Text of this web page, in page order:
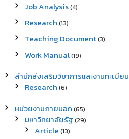
Job Analysis(4)
Research (13)
Teaching Document(3)
Work Manual(19)
สำนักส่งเสริมวิชาการและงานทะเบีย
Research (6)
หน่วยงานภายนอก (65)
มหาวิทยาลัยรัฐ (29)
Article (13)